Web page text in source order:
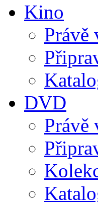
Kino
Právě
DVD
Právě